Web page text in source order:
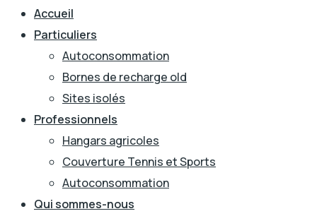
Accueil
Particuliers
Autoconsommation
Bornes de recharge old
Sites isolés
Professionnels
Hangars agricoles
Couverture Tennis et Sports
Autoconsommation
Qui sommes-nous